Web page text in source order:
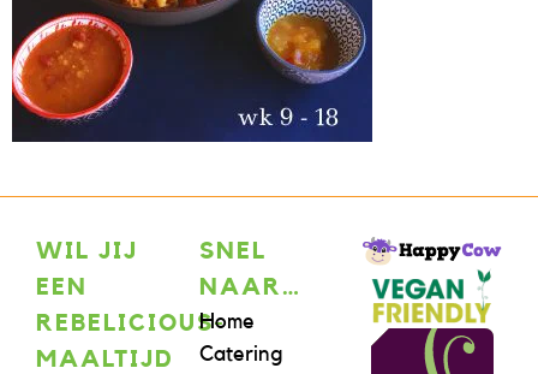
WIL JIJ
EEN
REBELICIOUS-
MAALTIJD
SNEL
NAAR…
Home
Catering